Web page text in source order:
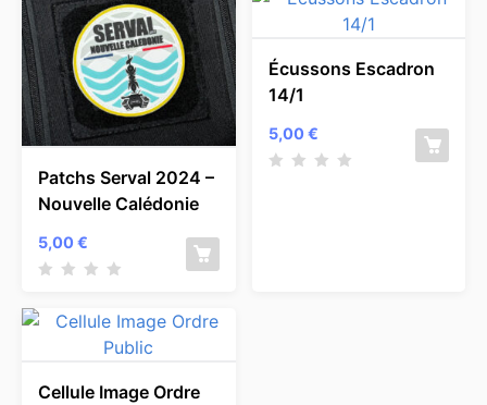
Patchs Serval 2024 –
Nouvelle Calédonie
5,00 €
Écussons Escadron
14/1
5,00 €
Cellule Image Ordre